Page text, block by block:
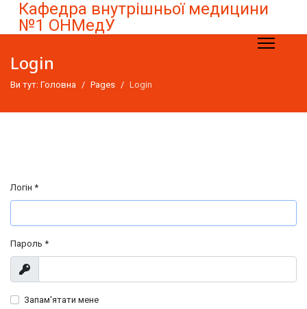
Кафедра внутрішньої медицини
№1 ОНМедУ
Login
Ви тут: Головна Pages Login
Логін *
Пароль *
Показувати
Запам'ятати мене